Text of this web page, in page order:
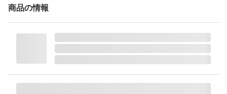
発送について 【入金を確認したら 2日以内 発送となりま
承ください】
【動作保証について】
商品の情報